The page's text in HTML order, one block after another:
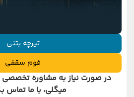
تیرچه بتنی
فوم سقفی
در صورت نیاز به مشاوره تخصصی
میگلی، با ما تماس